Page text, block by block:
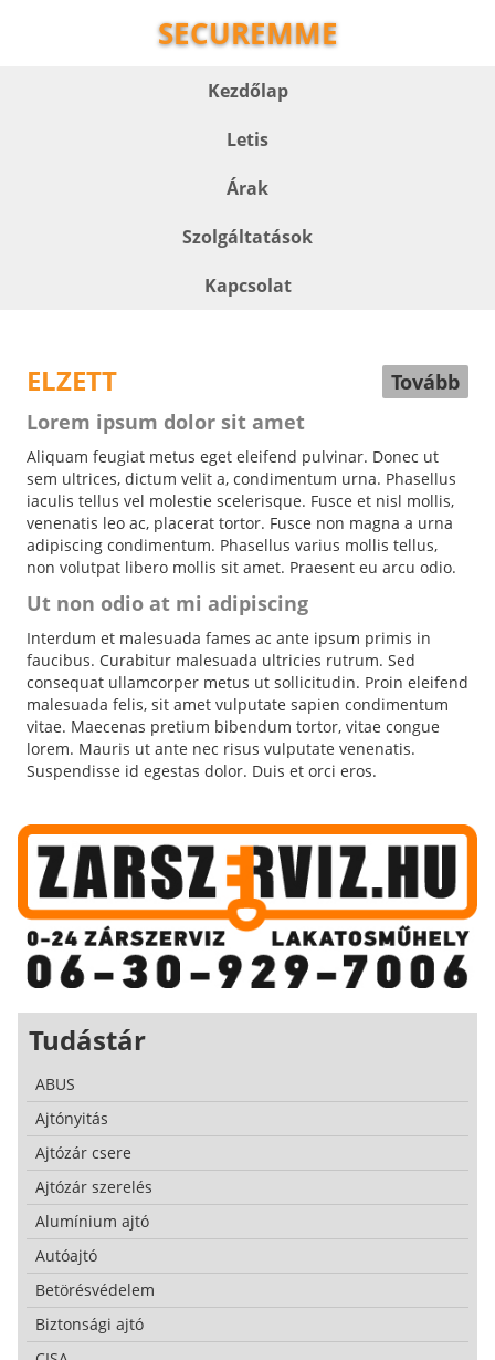
SECUREMME
Kezdőlap
Letis
Árak
Szolgáltatások
Kapcsolat
ELZETT
Tovább
Lorem ipsum dolor sit amet
Aliquam feugiat metus eget eleifend pulvinar. Donec ut
sem ultrices, dictum velit a, condimentum urna. Phasellus
iaculis tellus vel molestie scelerisque. Fusce et nisl mollis,
venenatis leo ac, placerat tortor. Fusce non magna a urna
adipiscing condimentum. Phasellus varius mollis tellus,
non volutpat libero mollis sit amet. Praesent eu arcu odio.
Ut non odio at mi adipiscing
Interdum et malesuada fames ac ante ipsum primis in
faucibus. Curabitur malesuada ultricies rutrum. Sed
consequat ullamcorper metus ut sollicitudin. Proin eleifend
malesuada felis, sit amet vulputate sapien condimentum
vitae. Maecenas pretium bibendum tortor, vitae congue
lorem. Mauris ut ante nec risus vulputate venenatis.
Suspendisse id egestas dolor. Duis et orci eros.
Tudástár
ABUS
Ajtónyitás
Ajtózár csere
Ajtózár szerelés
Alumínium ajtó
Autóajtó
Betörésvédelem
Biztonsági ajtó